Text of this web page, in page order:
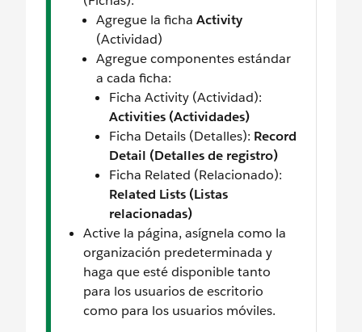
Agregue la ficha Activity
(Actividad)
Agregue componentes estándar
a cada ficha:
Ficha Activity (Actividad):
Activities (Actividades)
Ficha Details (Detalles): Record
Detail (Detalles de registro)
Ficha Related (Relacionado):
Related Lists (Listas
relacionadas)
Active la página, asígnela como la
organización predeterminada y
haga que esté disponible tanto
para los usuarios de escritorio
como para los usuarios móviles.